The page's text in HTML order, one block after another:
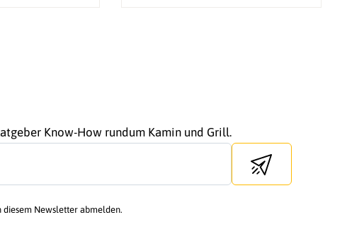
Know-How rundum Kamin und Grill.
Send newsletter
diesem Newsletter abmelden.